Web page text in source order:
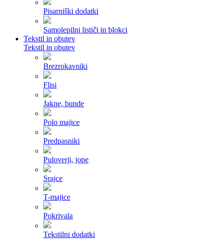
Pisarniški dodatki
Samolepilni lističi in blokci
Tekstil in obutev
Tekstil in obutev
Brezrokavniki
Flisi
Jakne, bunde
Polo majice
Predpasniki
Puloverji, jope
Srajce
T-majice
Pokrivala
Tekstilni dodatki